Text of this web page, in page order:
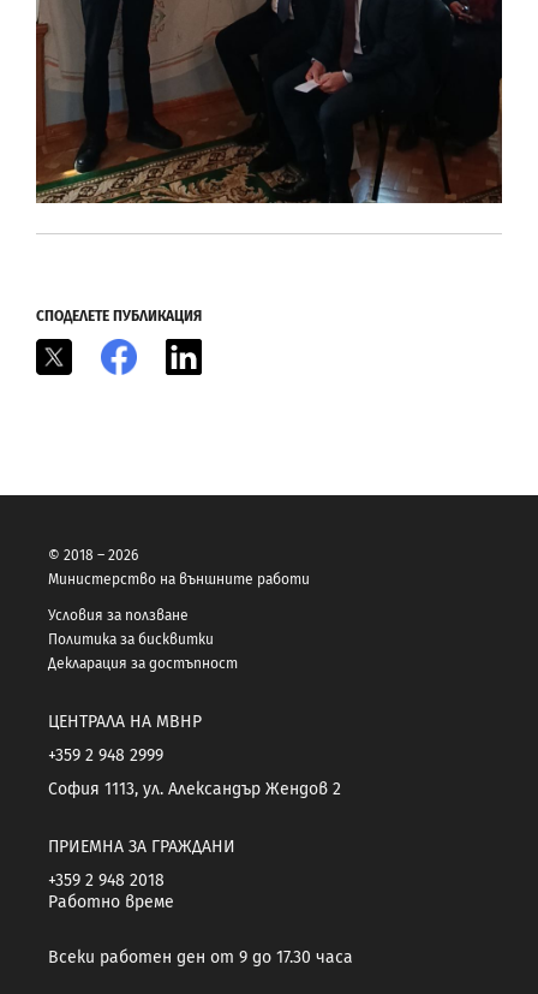
СПОДЕЛЕТЕ ПУБЛИКАЦИЯ
Facebook
© 2018 – 2026
Министерство на външните работи
Условия за ползване
Политика за бисквитки
Декларация за достъпност
ЦЕНТРАЛА НА МВНР
+359 2 948 2999
София 1113, ул. Александър Жендов 2
ПРИЕМНА ЗА ГРАЖДАНИ
+359 2 948 2018
Работно време
Всеки работен ден от 9 до 17.30 часа